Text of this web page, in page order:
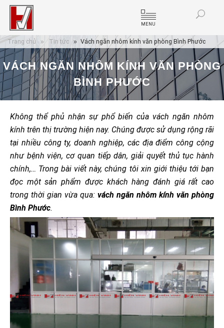
MENU
VÁCH NGĂN NHÔM KÍNH VĂN PHÒNG
BÌNH PHƯỚC
Trang chủ Tin tức Vách ngăn nhôm kính văn phòng Bình Phước
Không thể phủ nhận sự phổ biến của vách ngăn nhôm
kính trên thị trường hiện nay. Chúng được sử dụng rộng rãi
tại nhiều công ty, doanh nghiệp, các địa điểm công cộng
như bệnh viện, cơ quan tiếp dân, giải quyết thủ tục hành
chính,… Trong bài viết này, chúng tôi xin giới thiệu tới bạn
đọc một sản phẩm được khách hàng đánh giá rất cao
trong thời gian vừa qua: vách ngăn nhôm kính văn phòng
Bình Phước.